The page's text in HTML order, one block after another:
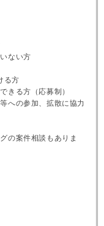
ない方
る方
きる方（応募制）
への参加、拡散に協力
の案件相談もありま